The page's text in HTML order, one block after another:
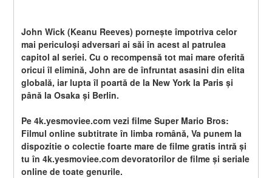
John Wick (Keanu Reeves) pornește împotriva celor
mai periculoși adversari ai săi în acest al patrulea
capitol al seriei. Cu o recompensă tot mai mare oferită
oricui îl elimină, John are de înfruntat asasini din elita
globală, iar lupta îl poartă de la New York la Paris și
până la Osaka și Berlin.
Pe 4k.yesmoviee.com vezi filme Super Mario Bros:
Filmul online subtitrate în limba română, Va punem la
dispozitie o colectie foarte mare de filme gratis intră și
tu în 4k.yesmoviee.com devoratorilor de filme și seriale
online de toate genurile.